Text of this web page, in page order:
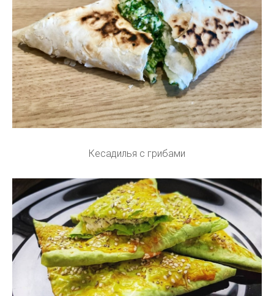
Кесадилья с грибами